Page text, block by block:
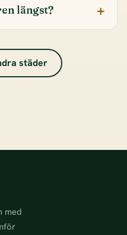
längst?
städer
med